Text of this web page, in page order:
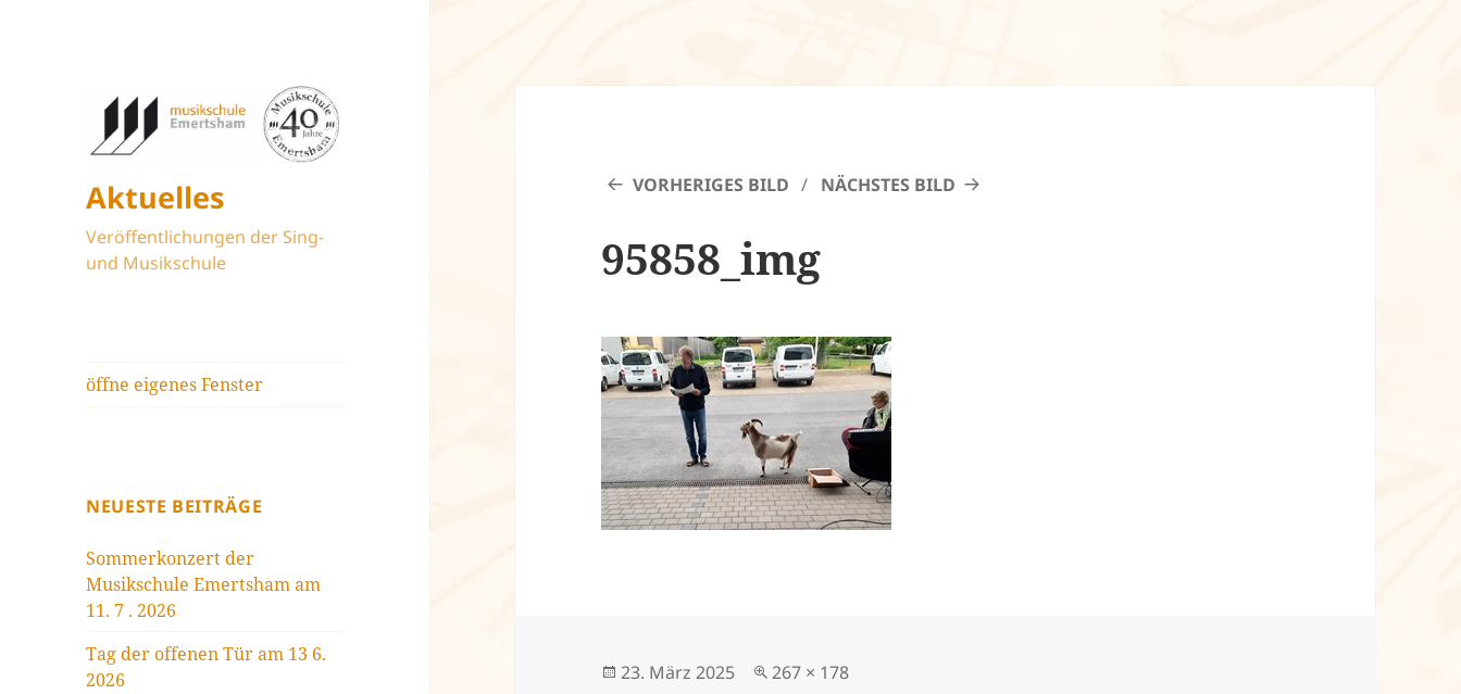
Aktuelles
Veröffentlichungen der Sing-
und Musikschule
öffne eigenes Fenster
NEUESTE BEITRÄGE
Sommerkonzert der
Musikschule Emertsham am
11. 7 . 2026
Tag der offenen Tür am 13 6.
2026
VORHERIGES BILD NÄCHSTES BILD
95858_img
Veröffentlicht
23. März 2025
Volle
267 × 178